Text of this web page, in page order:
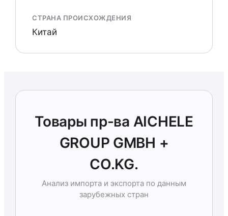
СТРАНА ПРОИСХОЖДЕНИЯ
Китай
Товары пр-ва AICHELE
GROUP GMBH +
CO.KG.
Анализ импорта и экспорта по данным
зарубежных стран